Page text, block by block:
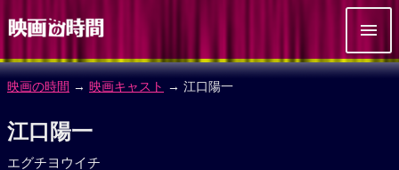
映画の時間 → 映画キャスト → 江口陽一
江口陽一
エグチヨウイチ